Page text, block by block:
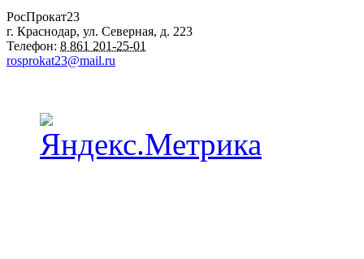
РосПрокат23
г. Краснодар, ул. Северная, д. 223
Телефон: 8 861 201-25-01
rosprokat23@mail.ru